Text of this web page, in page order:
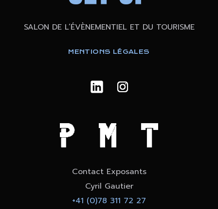
SALON DE L’ÉVÈNEMENTIEL ET DU TOURISME
MENTIONS LÉGALES
Contact Exposants
Cyril Gautier
+41 (0)78 311 72 27